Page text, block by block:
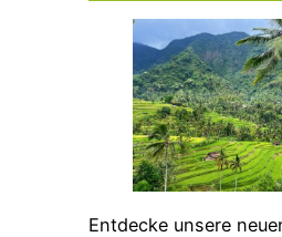
Entdecke unsere